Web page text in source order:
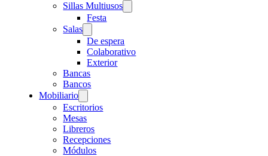
Sillas Multiusos
Festa
Salas
De espera
Colaborativo
Exterior
Bancas
Bancos
Mobiliario
Escritorios
Mesas
Libreros
Recepciones
Módulos